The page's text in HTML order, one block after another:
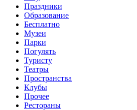
Праздники
Образование
Бесплатно
Музеи
Парки
Погулять
Туристу
Театры
Пространства
Клубы
Прочее
Рестораны